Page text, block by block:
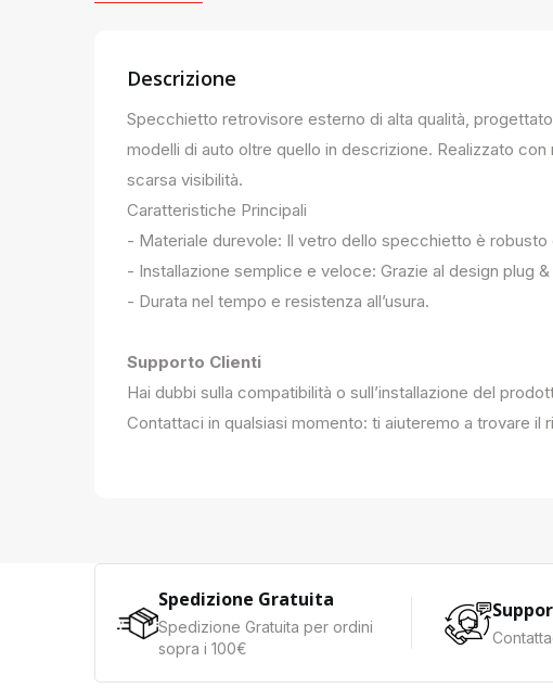
Descrizione
Specchietto retrovisore esterno di alta qualità,
modelli di auto oltre quello in descrizione. Realizzato
scarsa visibilità.
Caratteristiche Principali
- Materiale durevole: Il vetro dello specchietto è robusto
- Installazione semplice e veloce: Grazie al design plug
- Durata nel tempo e resistenza all’usura.
Supporto Clienti
Hai dubbi sulla compatibilità o sull’installazione del
Contattaci in qualsiasi momento: ti aiuteremo a trovare il
Spedizione Gratuita
Spedizione Gratuita per ordini
sopra i 100€